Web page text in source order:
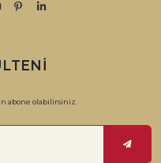
abone olabilirsiniz.